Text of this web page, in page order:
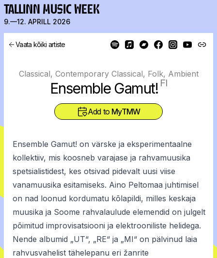
TALLINN MUSIC WEEK
9.—12. APRILL 2026
Vaata kõiki artiste
Classical, Contemporary Classical, Folk, Ambient
Ensemble Gamut! FI
Add to MyTMW
Ensemble Gamut! on värske ja eksperimentaalne
kollektiiv, mis koosneb varajase ja rahvamuusika
spetsialistidest, kes otsivad pidevalt uusi viise
vanamuusika esitamiseks. Aino Peltomaa juhtimisel
on nad loonud kordumatu kõlapildi, milles keskaja
muusika ja Soome rahvalaulude elemendid on julgelt
põimitud improvisatsiooni ja elektrooniliste helidega.
Nende albumid „UT“, „RE“ ja „MI“ on pälvinud laia
rahvusvahelist tähelepanu eri žanrite